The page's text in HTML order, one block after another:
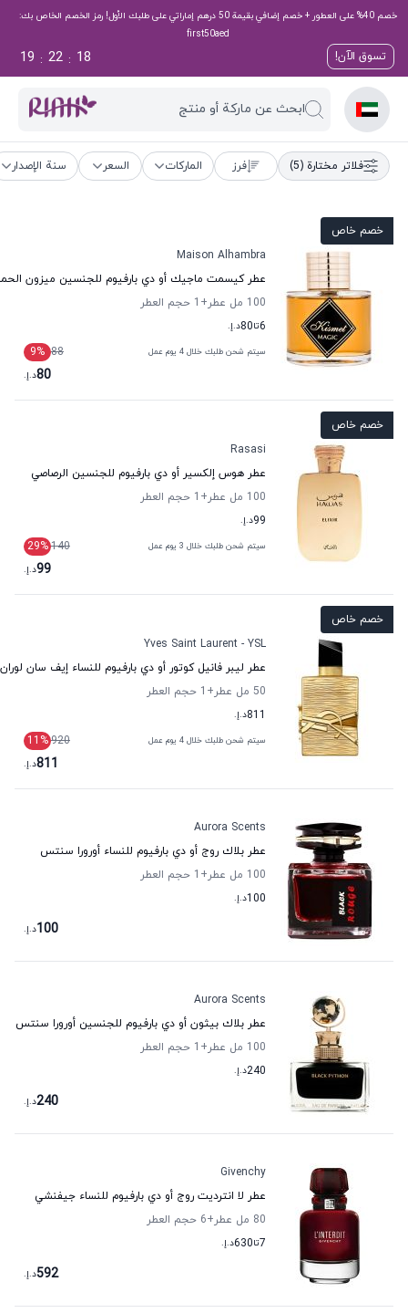
خصم 40% على العطور + خصم إضافي بقيمة 50 درهم إماراتي على طلبك الأول! رمز الخصم الخاص بك:
first50aed
تسوق الآن! 17
:
22
:
19
ابحث عن ماركة أو منتج
فلاتر مختارة (5) فرز الماركات السعر سنة الإصدار
خصم خاص
Maison Alhambra
عطر كيسمت ماجيك أو دي بارفيوم للجنسين ميزون
100 مل عطر
+1
حجم العطر
6تا80د.إ.
سيتم شحن طلبك خلال 4 يوم عمل 88
9%
80د.إ.
خصم خاص
Rasasi
عطر هوس إلكسير أو دي بارفيوم للجنسين الرصاصي
100 مل عطر
+1
حجم العطر
99د.إ.
سيتم شحن طلبك خلال 3 يوم عمل 140
29%
99د.إ.
خصم خاص
Yves Saint Laurent - YSL
عطر ليبر فانيل كوتور أو دي بارفيوم للنساء إيف سان لوران
50 مل عطر
+1
حجم العطر
811د.إ.
سيتم شحن طلبك خلال 4 يوم عمل 920
11 %
811د.إ.
Aurora Scents
عطر بلاك روج أو دي بارفيوم للنساء أورورا سنتس
100 مل عطر
+1
حجم العطر
100د.إ.
100د.إ.
Aurora Scents
عطر بلاك بيثون أو دي بارفيوم للجنسين أورورا سنتس
100 مل عطر
+1
حجم العطر
240د.إ.
240د.إ.
Givenchy
عطر لا انترديت روج أو دي بارفيوم للنساء جيفنشي
80 مل عطر
+6
حجم العطر
7تا630د.إ.
592د.إ.